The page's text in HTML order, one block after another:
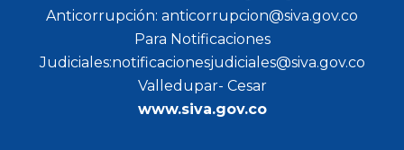
Anticorrupción: anticorrupcion@siva.gov.co
Para Notificaciones
Judiciales:notificacionesjudiciales@siva.gov.co
Valledupar- Cesar
www.siva.gov.co